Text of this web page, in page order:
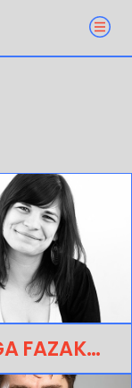
KINGA FAZAKAS